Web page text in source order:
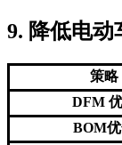
9. 降低电动
策略
DFM
BOM